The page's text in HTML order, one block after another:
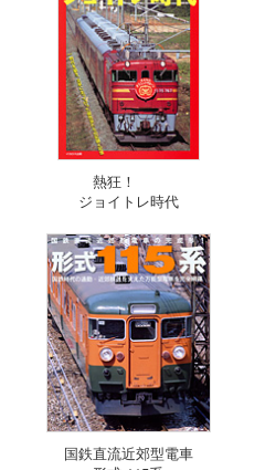
熱狂！
ジョイトレ時代
国鉄直流近郊型電車